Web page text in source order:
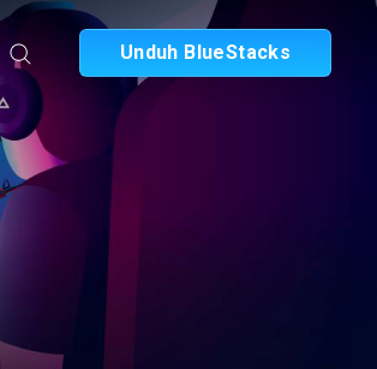
Unduh BlueStacks